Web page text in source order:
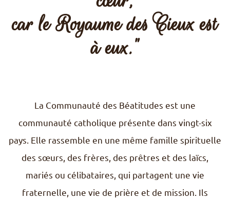
Pèlerinages
S’engager – missions
Nourrir sa vie spirituelle
FR
DE
HU
car le Royaume des Cieux est
à eux."
La Communauté des Béatitudes est une
communauté catholique présente dans vingt-six
pays. Elle rassemble en une même famille spirituelle
des sœurs, des frères, des prêtres et des laïcs,
mariés ou célibataires, qui partagent une vie
fraternelle, une vie de prière et de mission. Ils